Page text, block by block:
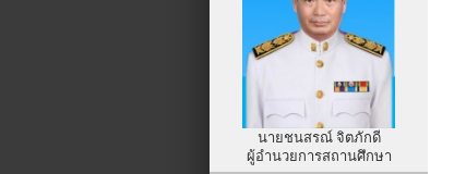
นายชนสรณ์ จิตภักดี
ผู้อำนวยการสถานศึกษา